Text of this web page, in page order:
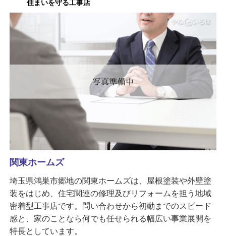
住まいを守る工事店
関東ホームズ
埼玉県鴻巣市郷地の関東ホームズは、屋根塗装や外壁塗
装をはじめ、住宅関連の修理及びリフォームを担う地域
密着型工事店です。問い合わせから初動までのスピード
感と、家のことなら何でも任せられる幅広い事業展開を
特長としています。